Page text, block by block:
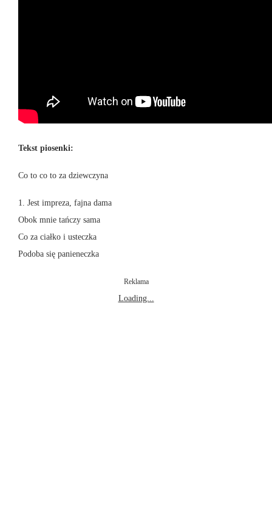
Tekst piosenki:
Co to co to za dziewczyna
1. Jest impreza, fajna dama
Obok mnie tańczy sama
Co za ciałko i usteczka
Podoba się panieneczka
Reklama
Loading...